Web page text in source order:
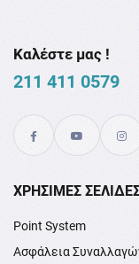
Καλέστε μας !
211 411 0579
XΡΉΣΙΜΕΣ
Point System
Ασφάλεια